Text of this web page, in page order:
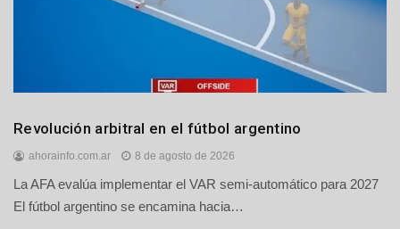
Deportes
Revolución arbitral en el fútbol argentino
ahorainfo.com.ar 8 de agosto de 2026
La AFA evalúa implementar el VAR semi-automático para 2027
El fútbol argentino se encamina hacia…